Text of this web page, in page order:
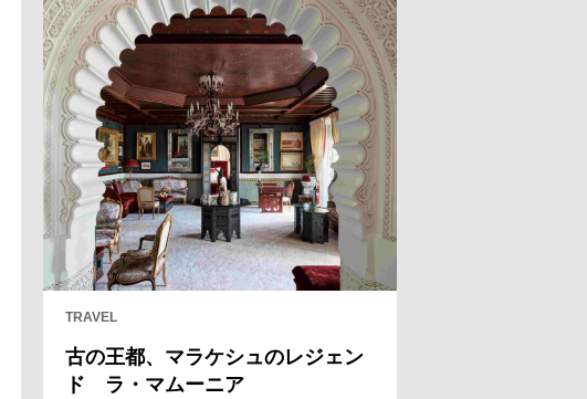
TRAVEL
古の王都、マラケシュのレジェン
ド ラ・マムーニア